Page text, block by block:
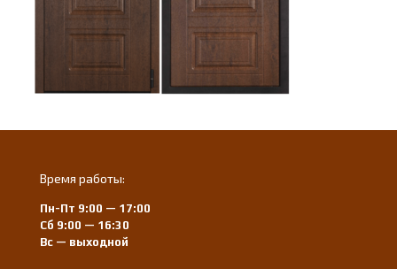
Время работы:
Пн-Пт 9:00 — 17:00
Сб 9:00 — 16:30
Вс — выходной